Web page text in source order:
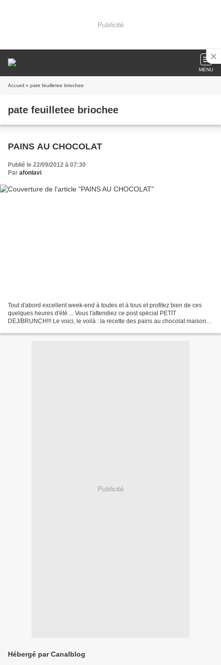
Publicité
MENU
Accueil » pate feuilletee briochee
pate feuilletee briochee
PAINS AU CHOCOLAT
Publié le 22/09/2012 à 07:30
Par afonlavi
Tout d'abord excellent week-end à toutes et à tous et profitez bien de ces
quelques heures d'été ... Vous l'attendiez ce post spécial PETIT
DEJ/BRUNCH!!! Le voici, le voilà : la recette des pains au chocolat maison !
Publicité
Hébergé par Canalblog